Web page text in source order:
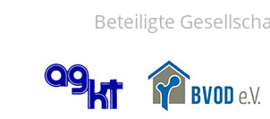
Beteiligte